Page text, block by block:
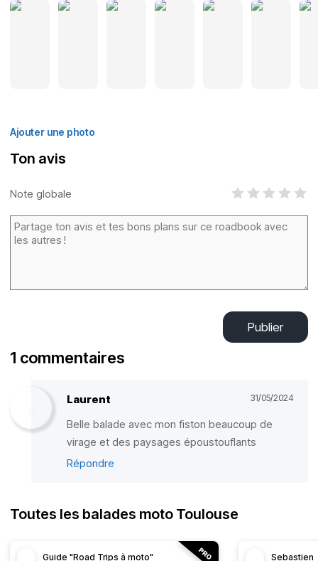
Ajouter une photo
Ton avis
Note globale
Publier
1 commentaires
Laurent 31/05/2024
Belle balade avec mon fiston beaucoup de
virage et des paysages époustouflants
Répondre
Toutes les balades moto Toulouse
Guide "Road Trips à moto" Sebastien